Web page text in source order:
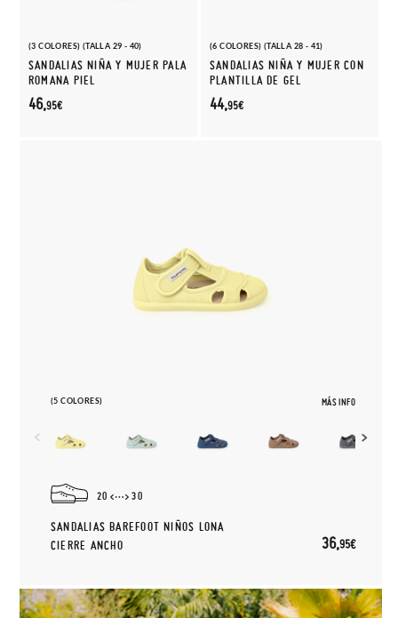
(3 COLORES) (TALLA 29 - 40)
SANDALIAS NIÑA Y MUJER PALA
ROMANA PIEL
46,95€
(6 COLORES) (TALLA 28 - 41)
SANDALIAS NIÑA Y MUJER CON
PLANTILLA DE GEL
44,95€
(5 COLORES) MÁS INFO
20 30
SANDALIAS BAREFOOT NIÑOS LONA
CIERRE ANCHO
36,95€